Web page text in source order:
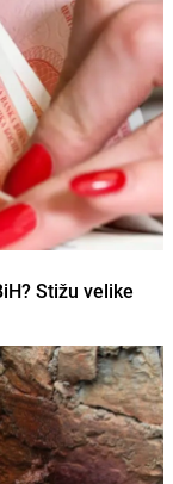
Stižu velike